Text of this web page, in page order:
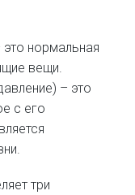
это нормальная
вещи.
– это
с его
три